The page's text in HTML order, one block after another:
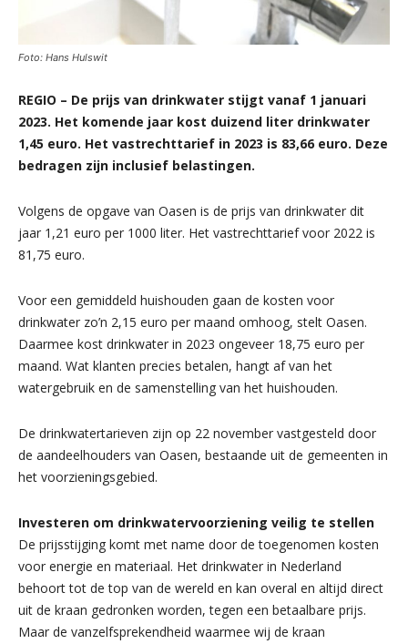
Foto: Hans Hulswit
REGIO – De prijs van drinkwater stijgt vanaf 1 januari
2023. Het komende jaar kost duizend liter drinkwater
1,45 euro. Het vastrechttarief in 2023 is 83,66 euro. Deze
bedragen zijn inclusief belastingen.
Volgens de opgave van Oasen is de prijs van drinkwater dit
jaar 1,21 euro per 1000 liter. Het vastrechttarief voor 2022 is
81,75 euro.
Voor een gemiddeld huishouden gaan de kosten voor
drinkwater zo’n 2,15 euro per maand omhoog, stelt Oasen.
Daarmee kost drinkwater in 2023 ongeveer 18,75 euro per
maand. Wat klanten precies betalen, hangt af van het
watergebruik en de samenstelling van het huishouden.
De drinkwatertarieven zijn op 22 november vastgesteld door
de aandeelhouders van Oasen, bestaande uit de gemeenten in
het voorzieningsgebied.
Investeren om drinkwatervoorziening veilig te stellen
De prijsstijging komt met name door de toegenomen kosten
voor energie en materiaal. Het drinkwater in Nederland
behoort tot de top van de wereld en kan overal en altijd direct
uit de kraan gedronken worden, tegen een betaalbare prijs.
Maar de vanzelfsprekendheid waarmee wij de kraan